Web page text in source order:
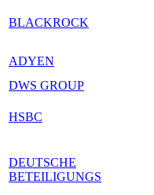
BLACKROCK
ADYEN
DWS GROUP
HSBC
DEUTSCHE
BETEILIGUNGS